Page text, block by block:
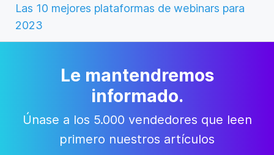
Las 10 mejores plataformas de webinars para
2023
Le mantendremos
informado.
Únase a los 5.000 vendedores que leen
primero nuestros artículos